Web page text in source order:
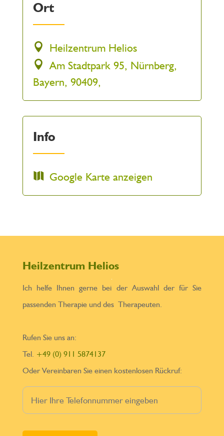
Ort
Heilzentrum Helios
Am Stadtpark 95, Nürnberg,
Bayern, 90409,
Info
Google Karte anzeigen
Heilzentrum Helios
Ich helfe Ihnen gerne bei der Auswahl der für Sie
passenden Therapie und des Therapeuten.
Rufen Sie uns an:
Tel. +49 (0) 911 5874137
Oder Vereinbaren Sie einen kostenlosen Rückruf: